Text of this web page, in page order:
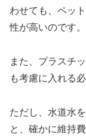
わせても、ペッ
性が高いのです。
また、プラスチ
も考慮に入れる
ただし、水道水
と、確かに維持